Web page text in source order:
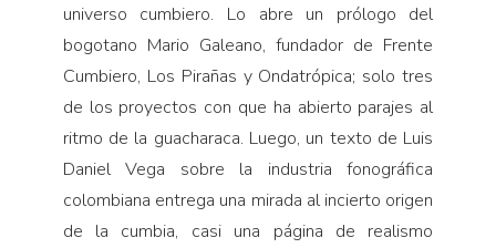
universo cumbiero. Lo abre un prólogo del
bogotano Mario Galeano, fundador de Frente
Cumbiero, Los Pirañas y Ondatrópica; solo tres
de los proyectos con que ha abierto parajes al
ritmo de la guacharaca. Luego, un texto de Luis
Daniel Vega sobre la industria fonográfica
colombiana entrega una mirada al incierto origen
de la cumbia, casi una página de realismo